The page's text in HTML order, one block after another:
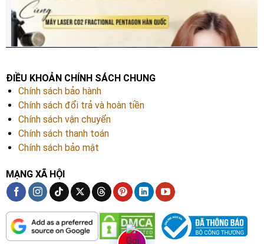
ĐIỀU KHOẢN CHÍNH SÁCH CHUNG
Chính sách bảo hành
Chính sách đổi trả và hoàn tiền
Chính sách vận chuyển
Chính sách thanh toán
Chính sách bảo mật
MẠNG XÃ HỘI